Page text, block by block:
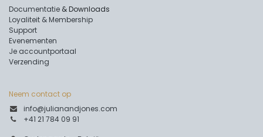
Documentatie & Downloads
Loyaliteit & Membership
Support
Evenementen
Je accountportaal
Verzending
Neem contact op
info@julianandjones.com
+41 21 784 09 91